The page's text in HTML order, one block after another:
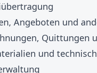
Angeboten und
Quittungen
und